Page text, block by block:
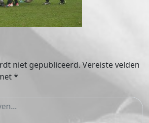
niet gepubliceerd.Vereiste velden
*